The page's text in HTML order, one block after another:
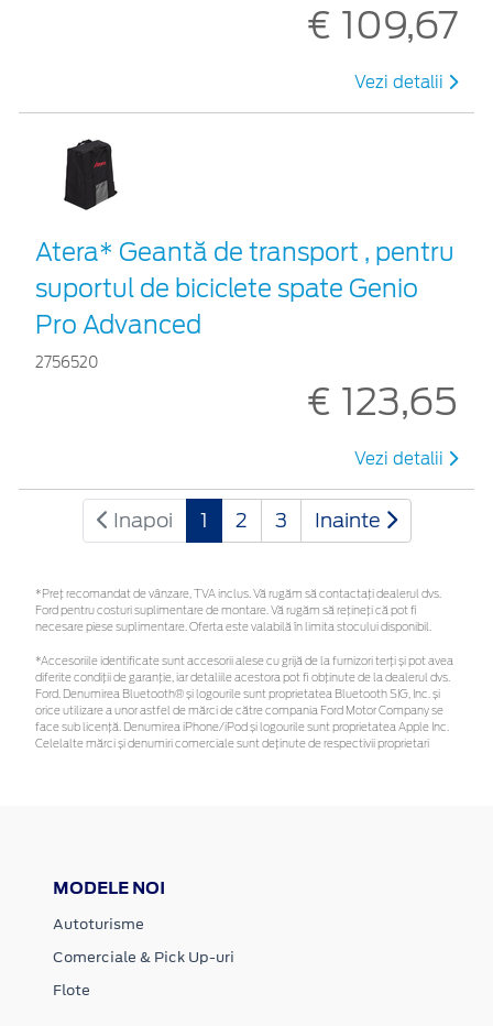
€ 109,67
Vezi detalii
Atera* Geantă de transport , pentru
suportul de biciclete spate Genio
Pro Advanced
2756520
€ 123,65
Vezi detalii
Inapoi 1 2 3 Inainte
*Preţ recomandat de vânzare, TVA inclus. Vă rugăm să contactaţi dealerul dvs.
Ford pentru costuri suplimentare de montare. Vă rugăm să rețineți că pot fi
necesare piese suplimentare. Oferta este valabilă în limita stocului disponibil.
*Accesoriile identificate sunt accesorii alese cu grijă de la furnizori terți și pot avea
diferite condiții de garanție, iar detaliile acestora pot fi obținute de la dealerul dvs.
Ford. Denumirea Bluetooth® și logourile sunt proprietatea Bluetooth SIG, Inc. și
orice utilizare a unor astfel de mărci de către compania Ford Motor Company se
face sub licență. Denumirea iPhone/iPod și logourile sunt proprietatea Apple Inc.
Celelalte mărci și denumiri comerciale sunt deținute de respectivii proprietari
MODELE NOI
Autoturisme
Comerciale & Pick Up-uri
Flote